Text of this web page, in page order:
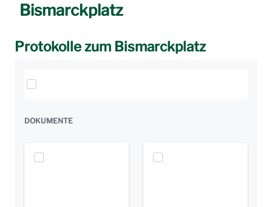
Bismarckplatz
Protokolle zum Bismarckplatz
Elemente auswählen
DOKUMENTE